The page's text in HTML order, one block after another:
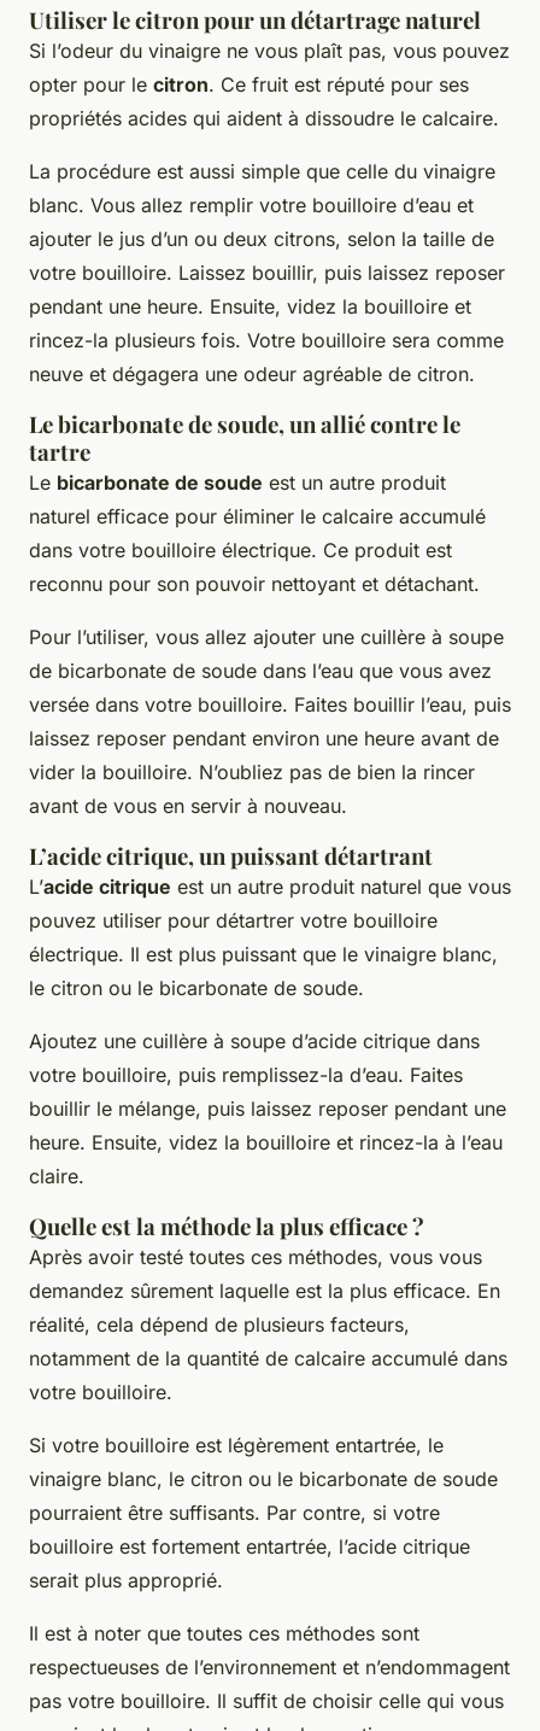
Utiliser le citron pour un détartrage naturel
Si l’odeur du vinaigre ne vous plaît pas, vous pouvez
opter pour le citron. Ce fruit est réputé pour ses
propriétés acides qui aident à dissoudre le calcaire.
La procédure est aussi simple que celle du vinaigre
blanc. Vous allez remplir votre bouilloire d’eau et
ajouter le jus d’un ou deux citrons, selon la taille de
votre bouilloire. Laissez bouillir, puis laissez reposer
pendant une heure. Ensuite, videz la bouilloire et
rincez-la plusieurs fois. Votre bouilloire sera comme
neuve et dégagera une odeur agréable de citron.
Le bicarbonate de soude, un allié contre le
tartre
Le bicarbonate de soude est un autre produit
naturel efficace pour éliminer le calcaire accumulé
dans votre bouilloire électrique. Ce produit est
reconnu pour son pouvoir nettoyant et détachant.
Pour l’utiliser, vous allez ajouter une cuillère à soupe
de bicarbonate de soude dans l’eau que vous avez
versée dans votre bouilloire. Faites bouillir l’eau, puis
laissez reposer pendant environ une heure avant de
vider la bouilloire. N’oubliez pas de bien la rincer
avant de vous en servir à nouveau.
L’acide citrique, un puissant détartrant
L’acide citrique est un autre produit naturel que vous
pouvez utiliser pour détartrer votre bouilloire
électrique. Il est plus puissant que le vinaigre blanc,
le citron ou le bicarbonate de soude.
Ajoutez une cuillère à soupe d’acide citrique dans
votre bouilloire, puis remplissez-la d’eau. Faites
bouillir le mélange, puis laissez reposer pendant une
heure. Ensuite, videz la bouilloire et rincez-la à l’eau
claire.
Quelle est la méthode la plus efficace ?
Après avoir testé toutes ces méthodes, vous vous
demandez sûrement laquelle est la plus efficace. En
réalité, cela dépend de plusieurs facteurs,
notamment de la quantité de calcaire accumulé dans
votre bouilloire.
Si votre bouilloire est légèrement entartrée, le
vinaigre blanc, le citron ou le bicarbonate de soude
pourraient être suffisants. Par contre, si votre
bouilloire est fortement entartrée, l’acide citrique
serait plus approprié.
Il est à noter que toutes ces méthodes sont
respectueuses de l’environnement et n’endommagent
pas votre bouilloire. Il suffit de choisir celle qui vous